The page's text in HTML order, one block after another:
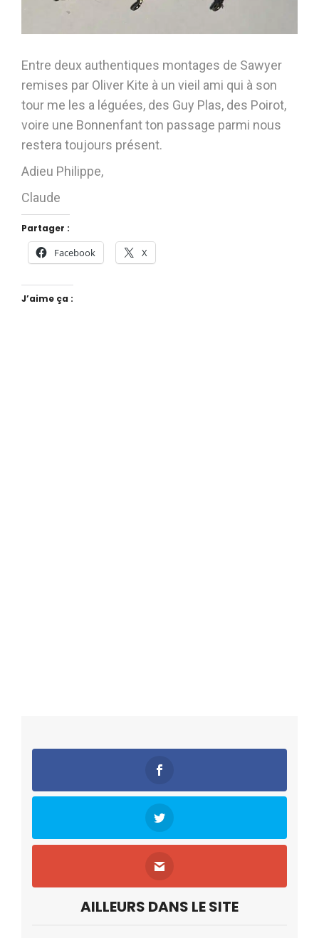
Entre deux authentiques montages de Sawyer
remises par Oliver Kite à un vieil ami qui à son
tour me les a léguées, des Guy Plas, des Poirot,
voire une Bonnenfant ton passage parmi nous
restera toujours présent.
Adieu Philippe,
Claude
Partager :
Facebook X
J’aime ça :
AILLEURS DANS LE SITE